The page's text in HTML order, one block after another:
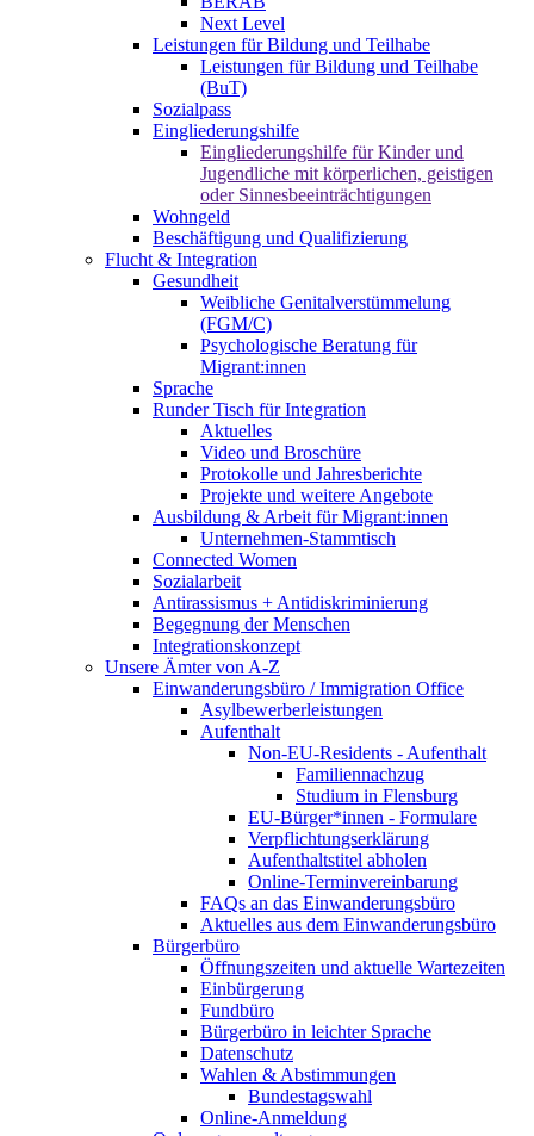
Next Level
Leistungen für Bildung und Teilhabe
Leistungen für Bildung und Teilhabe
(BuT)
Sozialpass
Eingliederungshilfe
Eingliederungshilfe für Kinder und
Jugendliche mit körperlichen, geistigen
oder Sinnesbeeinträchtigungen
Wohngeld
Beschäftigung und Qualifizierung
Flucht & Integration
Gesundheit
Weibliche Genitalverstümmelung
(FGM/C)
Psychologische Beratung für
Migrant:innen
Sprache
Runder Tisch für Integration
Aktuelles
Video und Broschüre
Protokolle und Jahresberichte
Projekte und weitere Angebote
Ausbildung & Arbeit für Migrant:innen
Unternehmen-Stammtisch
Connected Women
Sozialarbeit
Antirassismus + Antidiskriminierung
Begegnung der Menschen
Integrationskonzept
Unsere Ämter von A-Z
Einwanderungsbüro / Immigration Office
Asylbewerberleistungen
Aufenthalt
Non-EU-Residents - Aufenthalt
Familiennachzug
Studium in Flensburg
EU-Bürger*innen - Formulare
Verpflichtungserklärung
Aufenthaltstitel abholen
Online-Terminvereinbarung
FAQs an das Einwanderungsbüro
Aktuelles aus dem Einwanderungsbüro
Bürgerbüro
Öffnungszeiten und aktuelle Wartezeiten
Einbürgerung
Fundbüro
Bürgerbüro in leichter Sprache
Datenschutz
Wahlen & Abstimmungen
Bundestagswahl
Online-Anmeldung